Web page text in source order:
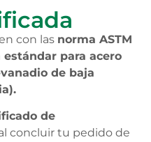
con las norma ASTM
estándar para acero
de baja
de
concluir tu pedido de